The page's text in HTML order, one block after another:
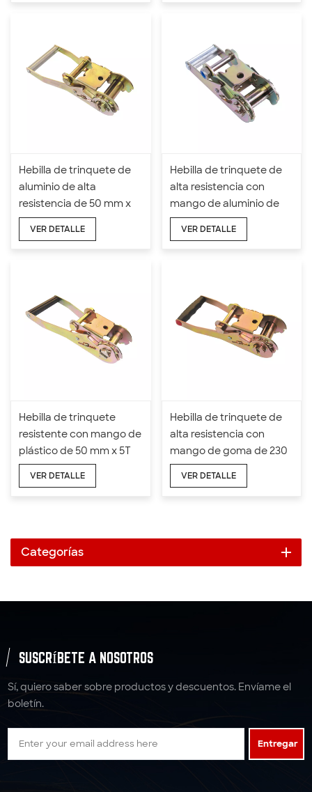
Hebilla de trinquete de
aluminio de alta
resistencia de 50 mm x
5T
VER DETALLE
Hebilla de trinquete de
alta resistencia con
mango de aluminio de
170 mm de longitud y 50
VER DETALLE
Hebilla de trinquete
resistente con mango de
plástico de 50 mm x 5T
VER DETALLE
Hebilla de trinquete de
alta resistencia con
mango de goma de 230
mm de longitud y 50 mm
x 5T
VER DETALLE
Categorías
SUSCRÍBETE A NOSOTROS
Sí, quiero saber sobre productos y descuentos. Envíame el
boletín.
Entregar